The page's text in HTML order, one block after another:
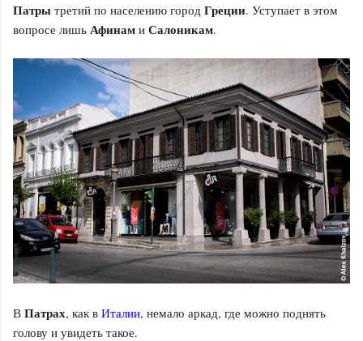
Патры третий по населению город Греции. Уступает в этом
вопросе лишь Афинам и Салоникам.
В Патрах, как в Италии, немало аркад, где можно поднять
голову и увидеть такое.